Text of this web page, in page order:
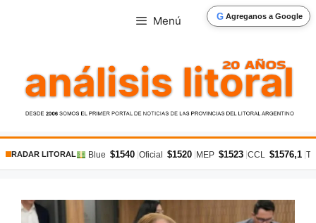
G Agreganos a Google
Menú
RADAR LITORAL Blue $1540 Oficial $1520 MEP $1523 CCL $1576,1